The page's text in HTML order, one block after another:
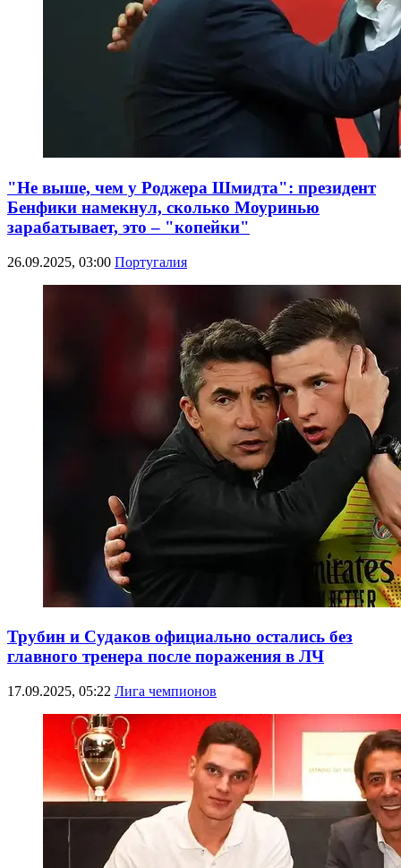
"Не выше, чем у Роджера Шмидта": президент
Бенфики намекнул, сколько Моуринью
зарабатывает, это – "копейки"
26.09.2025, 03:00 Португалия
Трубин и Судаков официально остались без
главного тренера после поражения в ЛЧ
17.09.2025, 05:22 Лига чемпионов